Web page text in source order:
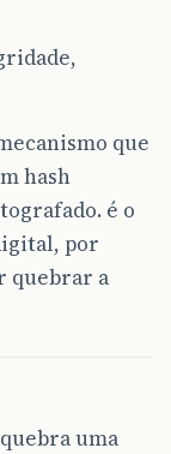
que
hash
é o
por
quebrar a
uma